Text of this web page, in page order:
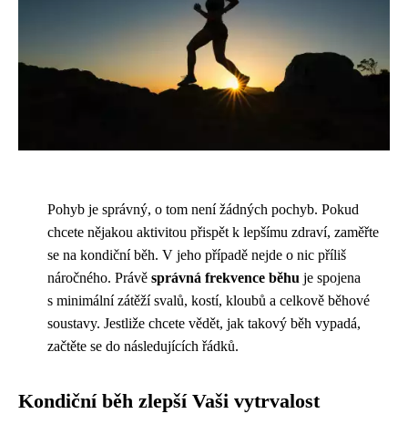
Pohyb je správný, o tom není žádných pochyb. Pokud
chcete nějakou aktivitou přispět k lepšímu zdraví, zaměřte
se na kondiční běh. V jeho případě nejde o nic příliš
náročného. Právě správná frekvence běhu je spojena
s minimální zátěží svalů, kostí, kloubů a celkově běhové
soustavy. Jestliže chcete vědět, jak takový běh vypadá,
začtěte se do následujících řádků.
Kondiční běh zlepší Vaši vytrvalost